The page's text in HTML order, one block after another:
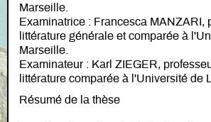
Marseille.
Examinatrice : Francesca MANZARI,
littérature générale et comparée à
Marseille.
Examinateur : Karl ZIEGER,
littérature comparée à l'Université de
Résumé de la thèse